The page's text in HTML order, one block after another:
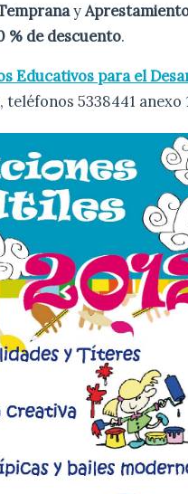
y
% de descuento.
Educativos para el
5338441 anexo